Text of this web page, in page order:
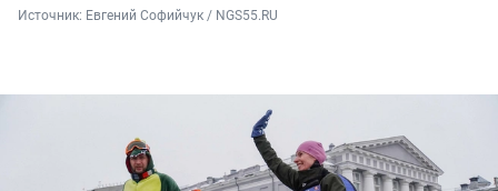
Источник: Евгений Софийчук / NGS55.RU